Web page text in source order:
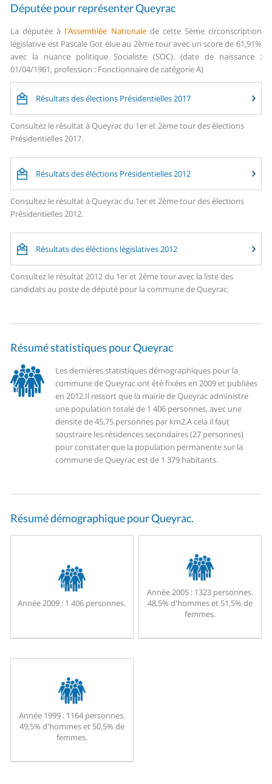
Députée pour représenter Queyrac
La députée à l'Assemblée Nationalede cette 5ème circonscription
législative est Pascale Got élue au 2ème tour avec un score de 61,91%
avec la nuance politique Socialiste (SOC). (date de naissance :
01/04/1961, profession : Fonctionnaire de catégorie A)
Résultats des élections Présidentielles 2017
Consultez le résultat à Queyrac du 1er et 2ème tour des élections
Présidentielles 2017.
Résultats des éléctions Présidentielles 2012
Consultez le résultat à Queyrac du 1er et 2ème tour des élections
Présidentielles 2012.
Résultats des éléctions législatives 2012
Consultez le résultat 2012 du 1er et 2ème tour avec la liste des
candidats au poste de député pour la commune de Queyrac.
Résumé statistiques pour Queyrac
Les dernières statistiques démographiques pour la
commune de Queyrac ont été fixées en 2009 et publiées
en 2012.Il ressort que la mairie de Queyrac administre
une population totale de 1 406 personnes, avec une
densite de 45,75 personnes par km2.A cela il faut
soustraire les résidences secondaires (27 personnes)
pour constater que la population permanente sur la
commune de Queyrac est de 1 379 habitants.
Résumé démographique pour Queyrac.
Année 2009 : 1 406 personnes.
Année 2005 :1323 personnes.
48,5% d'hommes et 51,5% de
femmes.
Année 1999 :1164 personnes.
49,5% d'hommes et 50,5% de
femmes.